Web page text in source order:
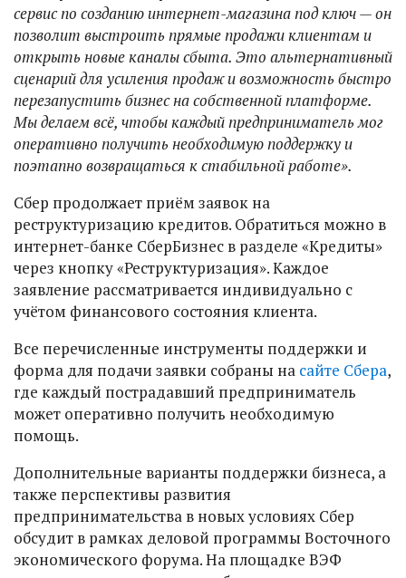
сервис по созданию интернет-магазина под ключ — он
позволит выстроить прямые продажи клиентам и
открыть новые каналы сбыта. Это альтернативный
сценарий для усиления продаж и возможность быстро
перезапустить бизнес на собственной платформе.
Мы делаем всё, чтобы каждый предприниматель мог
оперативно получить необходимую поддержку и
поэтапно возвращаться к стабильной работе».
Сбер продолжает приём заявок на
реструктуризацию кредитов. Обратиться можно в
интернет-банке СберБизнес в разделе «Кредиты»
через кнопку «Реструктуризация». Каждое
заявление рассматривается индивидуально с
учётом финансового состояния клиента.
Все перечисленные инструменты поддержки и
форма для подачи заявки собраны на сайте Сбера,
где каждый пострадавший предприниматель
может оперативно получить необходимую
помощь.
Дополнительные варианты поддержки бизнеса, а
также перспективы развития
предпринимательства в новых условиях Сбер
обсудит в рамках деловой программы Восточного
экономического форума. На площадке ВЭФ